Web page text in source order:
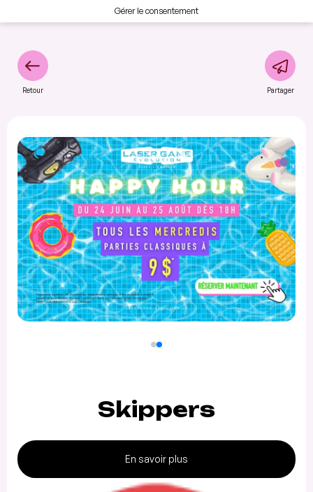
Gérer le consentement
Retour Partager
Skippers
En savoir plus